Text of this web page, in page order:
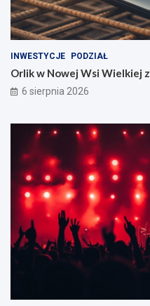
INWESTYCJE PODZIAŁ
Orlik w Nowej Wsi Wielkiej
6 sierpnia 2026